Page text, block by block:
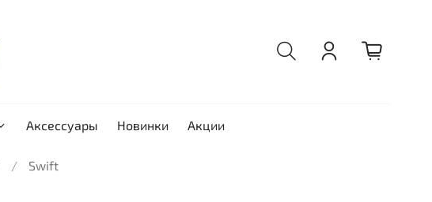
Аксессуары Новинки Акции
Swift